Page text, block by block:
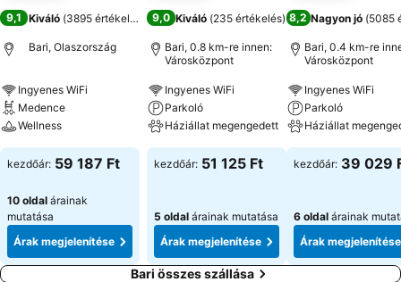
9,1 Kiváló (3895 értékelés
Bari, Olaszország
Ingyenes WiFi
Medence
Wellness
kezdőár: 59 187 Ft
10 oldal árainak
mutatása
Árak megjelenítése
9,0 Kiváló (235 értékelés)
Bari, 0.8 km-re innen:
Városközpont
Ingyenes WiFi
Parkoló
Háziállat megengedett
kezdőár: 51 125 Ft
5 oldal árainak mutatása
Árak megjelenítése
8,2 Nagyon jó (5085
Bari, 0.4 km-re
Városközpont
Ingyenes WiFi
Parkoló
Háziállat
kezdőár: 39 029
6 oldal árainak
Árak megjelenítése
Bari összes szállása